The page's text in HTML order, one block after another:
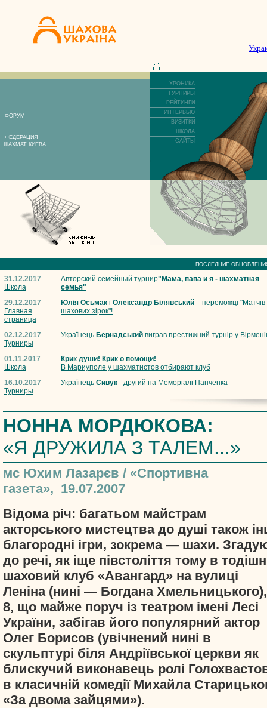
ФОРУМ
ФЕДЕРАЦИЯ
ШАХМАТ КИЕВА
ХРОНИКА
ТУРНИРЫ
РЕЙТИНГИ
ИНТЕРВЬЮ
ВИЗИТКИ
ШКОЛА
САЙТЫ
ПОСЛЕДНИЕ
31.12.2017
Школа
Авторский семейный турнир"Мама, папа и я - шахматная
семья"
29.12.2017
Главная
страница
Юлія Осьмак і Олександр Білявський – переможці "Матчів
шахових зірок"!
02.12.2017
Турниры
Українець Бернадський виграв престижний турнір у Вірменії
01.11.2017
Школа
Крик души! Крик о помощи!
В Мариуполе у шахматистов отбирают клуб
16.10.2017
Турниры
Українець Сивук - другий на Меморіалі Панченка
НОННА МОРДЮКОВА:
«Я ДРУЖИЛА З ТАЛЕМ...»
мс Юхим Лазарєв / «Спортивна
газета», 19.07.2007
Відома річ: багатьом майстрам
акторського мистецтва до душі також
благородні ігри, зокрема — шахи.
до речі, як іще півстоліття тому в
шаховий клуб «Авангард» на вулиці
Леніна (нині — Богдана Хмельницького),
8, що майже поруч із театром імені Лесі
України, забігав його популярний актор
Олег Борисов (увічнений нині в
скульптурі біля Андріївської церкви як
блискучий виконавець ролі
в класичній комедії Михайла
«За двома зайцями»).